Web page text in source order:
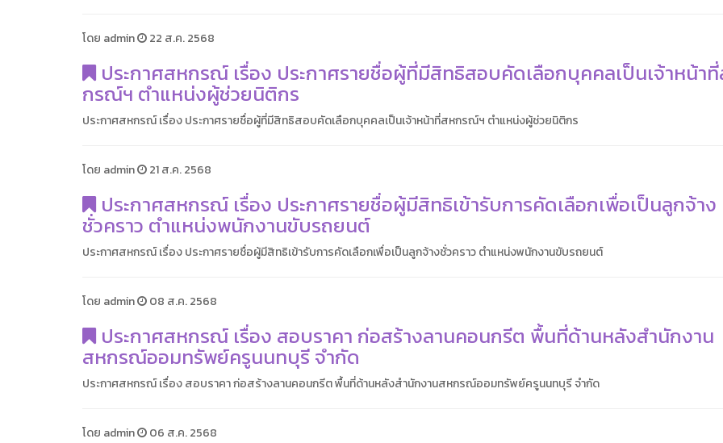
โดย admin 22 ส.ค. 2568
ประกาศสหกรณ์ เรื่อง ประกาศรายชื่อผู้ที่มีสิทธิสอบคัดเลือกบุคคลเป็นเจ้าหน้า
กรณ์ฯ ตำแหน่งผู้ช่วยนิติกร
ประกาศสหกรณ์ เรื่อง ประกาศรายชื่อผู้ที่มีสิทธิสอบคัดเลือกบุคคลเป็นเจ้าหน้าที่สหกรณ์ฯ ตำแหน่งผู้ช่วยนิติกร
โดย admin 21 ส.ค. 2568
ประกาศสหกรณ์ เรื่อง ประกาศรายชื่อผู้มีสิทธิเข้ารับการคัดเลือกเพื่อเป็นลูกจ้าง
ชั่วคราว ตำแหน่งพนักงานขับรถยนต์
ประกาศสหกรณ์ เรื่อง ประกาศรายชื่อผู้มีสิทธิเข้ารับการคัดเลือกเพื่อเป็นลูกจ้างชั่วคราว ตำแหน่งพนักงานขับรถยนต์
โดย admin 08 ส.ค. 2568
ประกาศสหกรณ์ เรื่อง สอบราคา ก่อสร้างลานคอนกรีต พื้นที่ด้านหลังสำนักงาน
สหกรณ์ออมทรัพย์ครูนนทบุรี จำกัด
ประกาศสหกรณ์ เรื่อง สอบราคา ก่อสร้างลานคอนกรีต พื้นที่ด้านหลังสำนักงานสหกรณ์ออมทรัพย์ครูนนทบุรี จำกัด
โดย admin 06 ส.ค. 2568